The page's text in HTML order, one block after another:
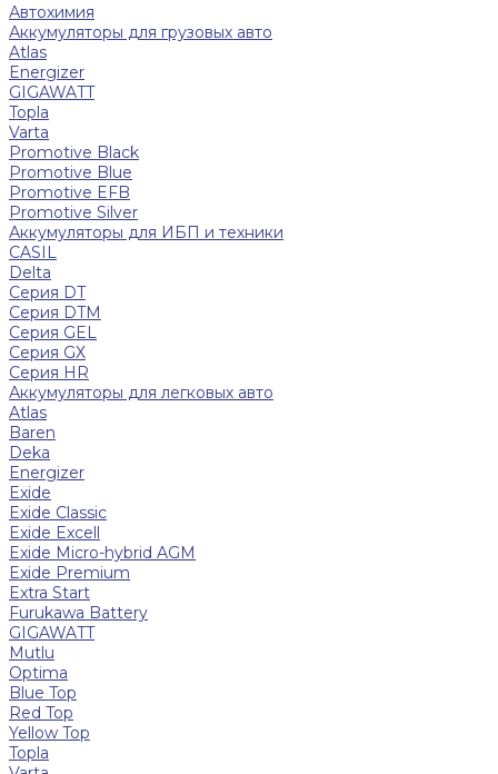
Автохимия
Аккумуляторы для грузовых авто
Atlas
Energizer
GIGAWATT
Topla
Varta
Promotive Black
Promotive Blue
Promotive EFB
Promotive Silver
Аккумуляторы для ИБП и техники
CASIL
Delta
Серия DT
Серия DTM
Серия GEL
Серия GХ
Серия HR
Аккумуляторы для легковых авто
Atlas
Baren
Deka
Energizer
Exide
Exide Classic
Exide Excell
Exide Micro-hybrid AGM
Exide Premium
Extra Start
Furukawa Battery
GIGAWATT
Mutlu
Optima
Blue Top
Red Top
Yellow Top
Topla